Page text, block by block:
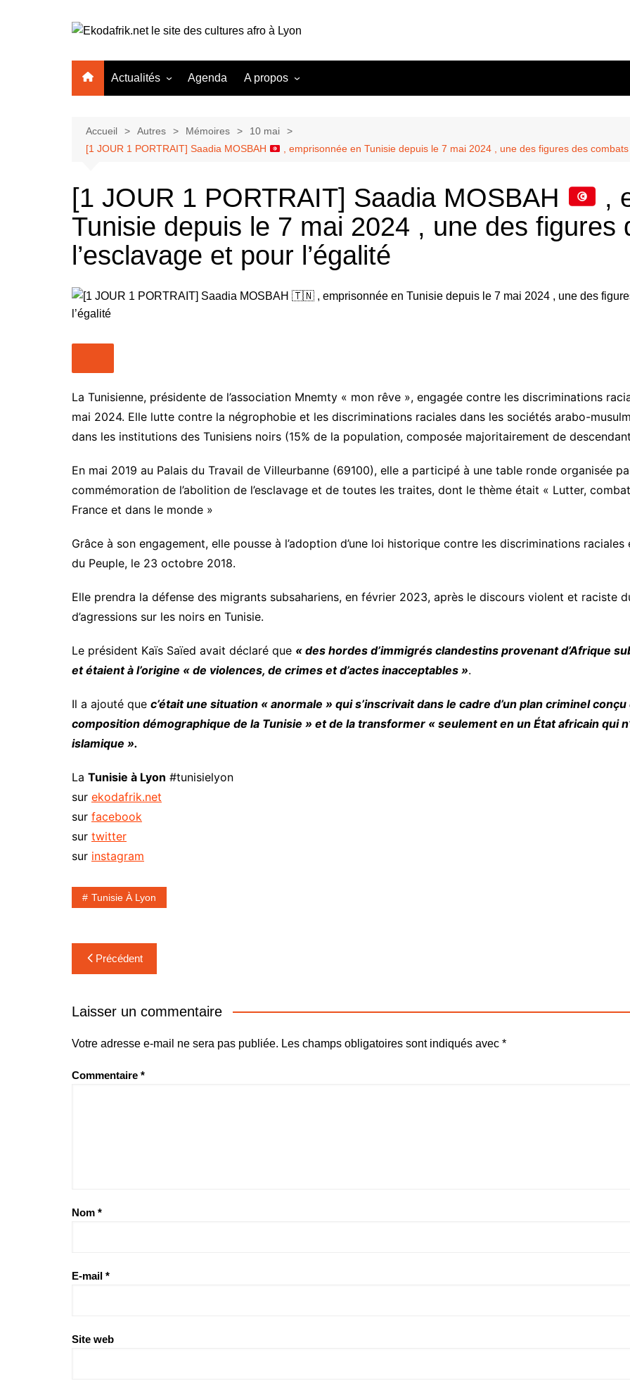
Actualités
Chasselay
Glouba la confidente
Pratique
L’Invité d’ekodafrik.net
Portrait
Cultures
Cinéma
Exposition
Mode – Beauté
Musique
Politique
Carnet
Dépêches
Economie
Média
Kpakpato-Ekodivoir-
Ekodafrik
Newsletters
Agenda A propos
Recevoir la newsletter
Faire un don
Nous contacter
Accueil Autres Mémoires
10 mai
[1 JOUR 1 PORTRAIT] Saadia MOSBAH
, emprisonnée en Tunisie depuis le 7 mai 2024 , une des figures des combats
[1 JOUR 1 PORTRAIT] Saadia MOSBAH
,
Tunisie depuis le 7 mai 2024 , une des figures
l’esclavage et pour l’égalité
La Tunisienne, présidente de l’association Mnemty « mon rêve », engagée contre les discriminations
mai 2024. Elle lutte contre la négrophobie et les discriminations raciales dans les sociétés arabo-
dans les institutions des Tunisiens noirs (15% de la population, composée majoritairement de
En mai 2019 au Palais du Travail de Villeurbanne (69100), elle a participé à une table ronde organisée
commémoration de l’abolition de l’esclavage et de toutes les traites, dont le thème était « Lutter,
France et dans le monde »
Grâce à son engagement, elle pousse à l’adoption d’une loi historique contre les discriminations raciales
du Peuple, le 23 octobre 2018.
Elle prendra la défense des migrants subsahariens, en février 2023, après le discours violent et raciste
d’agressions sur les noirs en Tunisie.
Le président Kaïs Saïed avait déclaré que « des hordes d’immigrés clandestins provenant d’Afrique
et étaient à l’origine « de violences, de crimes et d’actes inacceptables ».
Il a ajouté que c’était une situation « anormale » qui s’inscrivait dans le cadre d’un plan criminel
composition démographique de la Tunisie » et de la transformer « seulement en un État africain qui
islamique ».
La Tunisie à Lyon #tunisielyon
sur ekodafrik.net
sur facebook
sur twitter
sur instagram
Tunisie À Lyon
Navigation
de
l’article
Précédent
Laisser un commentaire
Votre adresse e-mail ne sera pas publiée. Les champs obligatoires sont indiqués avec *
Commentaire *
Nom *
E-mail *
Site web